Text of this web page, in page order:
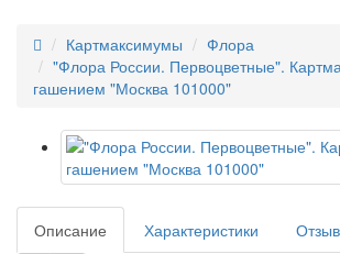
Картмаксимумы
Флора
"Флора России. Первоцветные".
гашением "Москва 101000"
Описание Характеристики